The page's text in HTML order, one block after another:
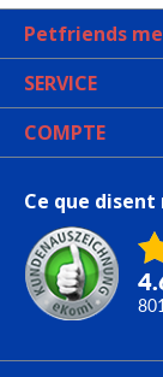
Petfriends
SERVICE
COMPTE
Ce que